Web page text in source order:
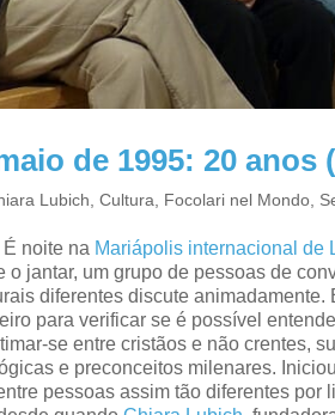
de 1995: 20 anos
Lubich ,Cultura Focolari nel Mondo
É noite na Mariápolis internacional de
o jantar, um grupo de pessoas de
diferentes discute animadamente.
para verificar se é possível
se entre cristãos e não crentes,
e preconceitos milenares.
pessoas assim tão diferentes por